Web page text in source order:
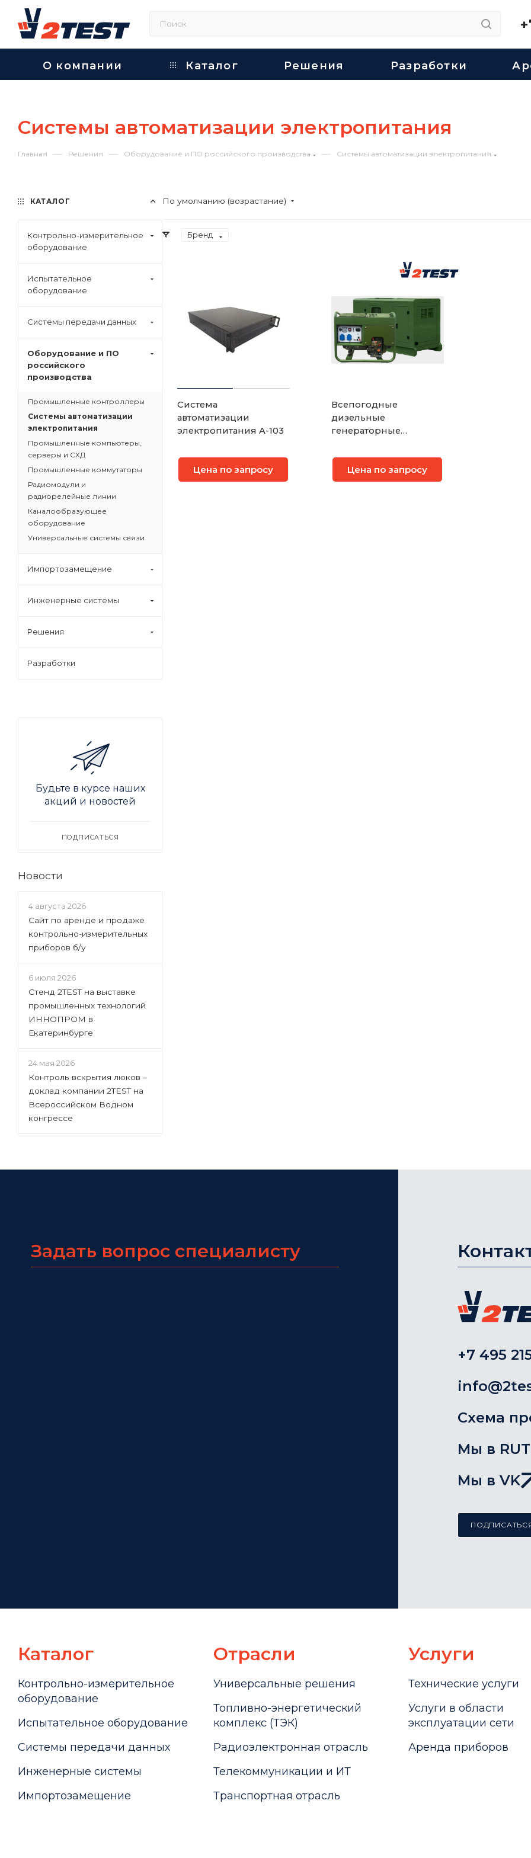
О компании Каталог Решения Разработки
Системы автоматизации электропитания
Главная — Решения — Оборудование и ПО российского производства — Системы автоматизации электропитания
По умолчанию (возрастание)
Бренд
Система
автоматизации
электропитания A-103
Цена по запросу
Всепогодные
дизельные
генераторные
ДГУ-3000ВПУ /
ДГУ-5000ВПУ /
ДГУ-30000ВПУ /
Цена по запросу
КАТАЛОГ
Контрольно-измерительное
оборудование
Испытательное
оборудование
Системы передачи данных
Оборудование и ПО
российского
производства
Промышленные контроллеры
Системы автоматизации
электропитания
Промышленные компьютеры,
серверы и СХД
Промышленные коммутаторы
Радиомодули и
радиорелейные линии
Каналообразующее
оборудование
Универсальные системы связи
Импортозамещение
Инженерные системы
Решения
Разработки
Будьте в курсе наших
акций и новостей
ПОДПИСАТЬСЯ
Новости
4 августа 2026
Сайт по аренде и продаже
контрольно-измерительных
приборов б/у
6 июля 2026
Стенд 2TEST на выставке
промышленных технологий
ИННОПРОМ в
Екатеринбурге
24 мая 2026
Контроль вскрытия люков –
доклад компании 2TEST на
Всероссийском Водном
конгрессе
Задать вопрос специалисту
+7 495
Схема
Мы в
Мы в VK
Каталог
Контрольно-измерительное
оборудование
Испытательное оборудование
Системы передачи данных
Инженерные системы
Импортозамещение
Отрасли
Универсальные решения
Топливно-энергетический
комплекс (ТЭК)
Радиоэлектронная отрасль
Телекоммуникации и ИТ
Транспортная отрасль
Услуги
Технические услуги
Услуги в области
эксплуатации сети
Аренда приборов